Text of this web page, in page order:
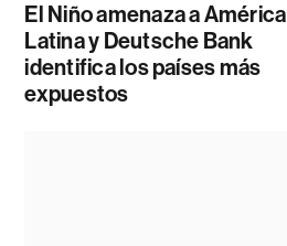
El Niño amenaza a América
Latina y Deutsche Bank
identifica los países más
expuestos